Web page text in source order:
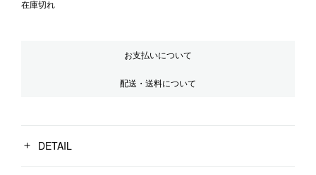
在庫切れ
お支払いについて
配送・送料について
DETAIL